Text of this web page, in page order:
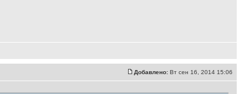
Добавлено: Вт сен 16, 2014 15:06